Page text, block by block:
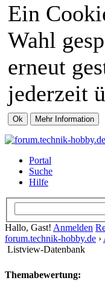
Ein
Wahl
erneut
jederzeit
Portal
Suche
Hilfe
Hallo, Gast! Anmelden
forum.technik-hobby.de ›
Listview-Datenbank
Themabewertung: